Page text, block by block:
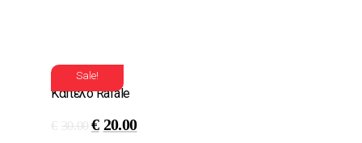
Sale!
Καπέλο Rafale
€ 30.00 € 20.00